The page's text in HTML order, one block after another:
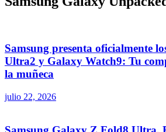
Samsung Galaxy
Samsung presenta oficialmente
Ultra2 y Galaxy Watch9: Tu